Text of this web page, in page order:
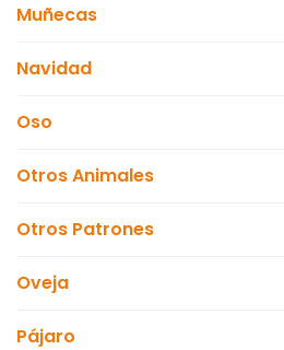
Muñecas
Navidad
Oso
Otros Animales
Otros Patrones
Oveja
Pájaro